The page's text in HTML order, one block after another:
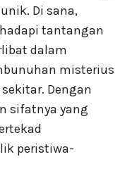
Di sana,
tantangan
dalam
misterius
Dengan
sifatnya yang
peristiwa-